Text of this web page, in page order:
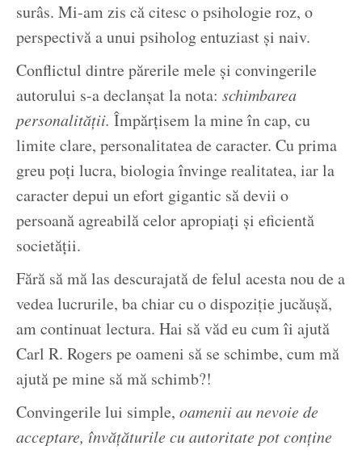
surâs. Mi-am zis că citesc o psihologie roz, o
perspectivă a unui psiholog entuziast și naiv.
Conflictul dintre părerile mele și convingerile
autorului s-a declanșat la nota: schimbarea
personalității. Împărțisem la mine în cap, cu
limite clare, personalitatea de caracter. Cu prima
greu poți lucra, biologia învinge realitatea, iar la
caracter depui un efort gigantic să devii o
persoană agreabilă celor apropiați și eficientă
societății.
Fără să mă las descurajată de felul acesta nou de a
vedea lucrurile, ba chiar cu o dispoziție jucăușă,
am continuat lectura. Hai să văd eu cum îi ajută
Carl R. Rogers pe oameni să se schimbe, cum mă
ajută pe mine să mă schimb?!
Convingerile lui simple, oamenii au nevoie de
acceptare, învățăturile cu autoritate pot conține